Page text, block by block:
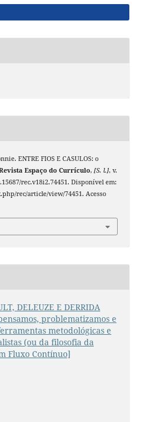
ENTRE FIOS E CASULOS: o
Espaço do Currículo, [S. l.], v.
rec.v18i2.74451. Disponível em:
rec/article/view/74451. Acesso
DELEUZE E DERRIDA
problematizamos e
metodológicas e
(ou da filosofia da
Fluxo Contínuo]